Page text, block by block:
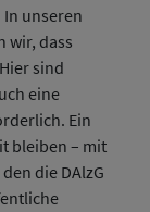
unseren
wir, dass
sind
eine
Ein
bleiben – mit
die DAlzG